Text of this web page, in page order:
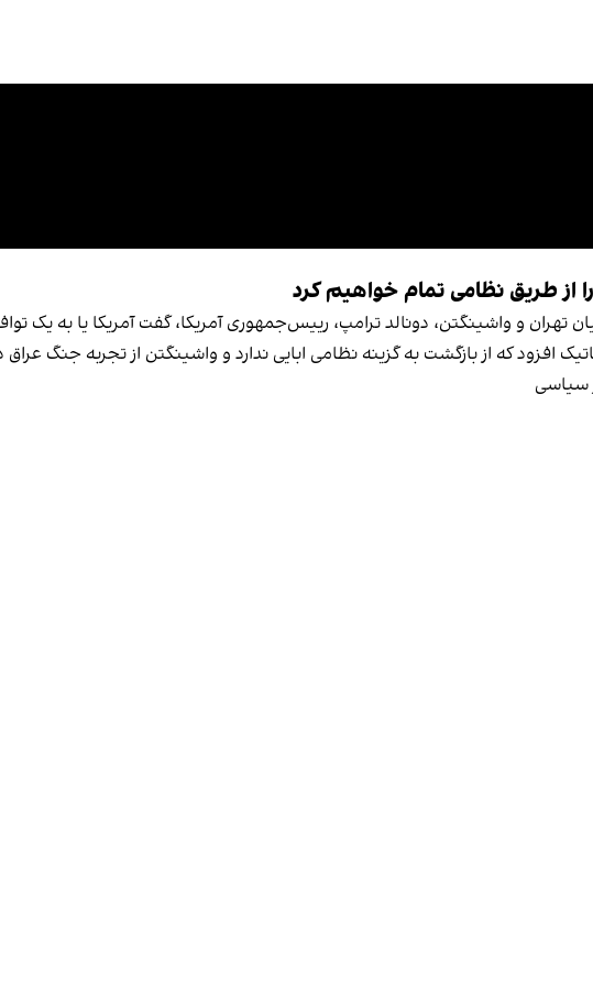
از طریق نظامی تمام خواهیم کرد
تهران و واشینگتن، دونالد ترامپ، رییس‌جمهوری آمریکا، گفت آمریکا یا به یک
افزود که از بازگشت به گزینه نظامی ابایی ندارد و واشینگتن از تجربه جنگ
سیاسی